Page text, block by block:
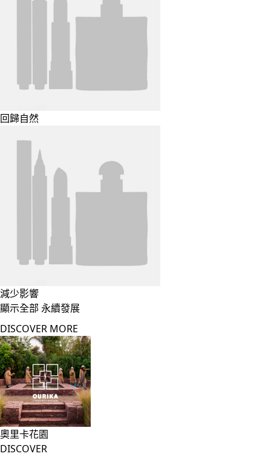
回歸自然
減少影響
顯示全部 永續發展
DISCOVER MORE
奧里卡花園
DISCOVER